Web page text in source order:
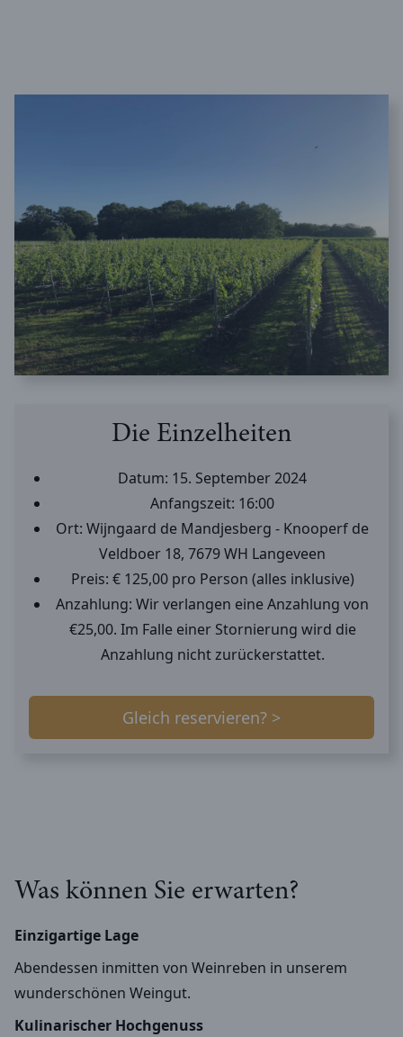
Die Einzelheiten
Datum: 15. September 2024
Anfangszeit: 16:00
Ort: Wijngaard de Mandjesberg - Knooperf de
Veldboer 18, 7679 WH Langeveen
Preis: € 125,00 pro Person (alles inklusive)
Anzahlung: Wir verlangen eine Anzahlung von
€25,00. Im Falle einer Stornierung wird die
Anzahlung nicht zurückerstattet.
Gleich reservieren? >
Was können Sie erwarten?
Einzigartige Lage
Abendessen inmitten von Weinreben in unserem
wunderschönen Weingut.
Kulinarischer Hochgenuss